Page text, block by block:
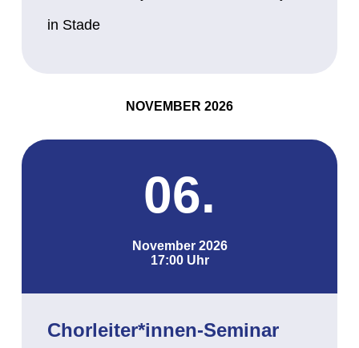
in Stade
NOVEMBER 2026
06.
November 2026
17:00 Uhr
Chorleiter*innen-Seminar